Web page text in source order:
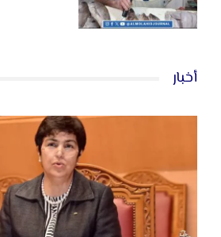
أخبار